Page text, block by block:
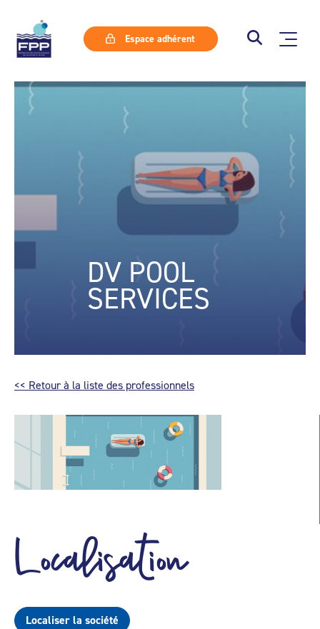
Espace adhérent
DV POOL
SERVICES
<< Retour à la liste des professionnels
Localisation
Localiser la société